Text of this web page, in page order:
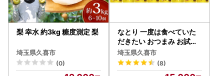
梨 幸水 約3kg 糖度測定 梨
埼玉県久喜市
(0)
なとり 一度は食べていた
だきたい おつまみ お試し
セット（4種×2袋） | つま
み お酒
埼玉県久喜市
(8)